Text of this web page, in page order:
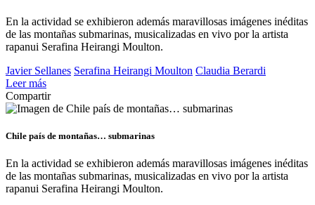
En la actividad se exhibieron además maravillosas imágenes inéditas
de las montañas submarinas, musicalizadas en vivo por la artista
rapanui Serafina Heirangi Moulton.
Javier Sellanes Serafina Heirangi Moulton Claudia Berardi
Leer más
Compartir
Chile país de montañas… submarinas
En la actividad se exhibieron además maravillosas imágenes inéditas
de las montañas submarinas, musicalizadas en vivo por la artista
rapanui Serafina Heirangi Moulton.